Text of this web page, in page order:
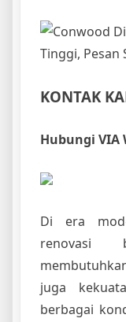
KONTAK
Hubungi VIA
Di era
renovasi
juga
berbagai